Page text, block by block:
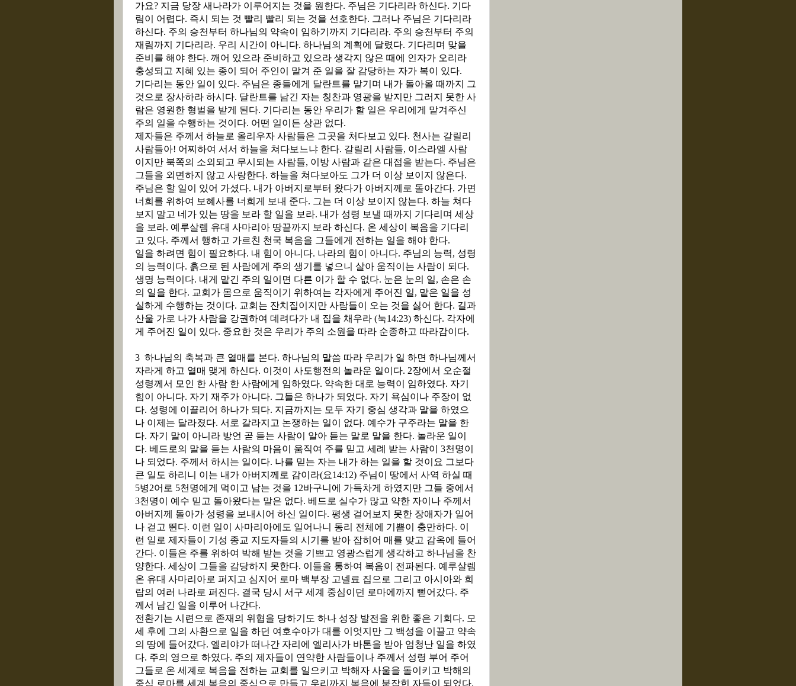
가요? 지금 당장 새나라가 이루어지는 것을 원한다. 주님은 기다리라 하신다. 기다
림이 어렵다. 즉시 되는 것 빨리 빨리 되는 것을 선호한다. 그러나 주님은 기다리라
하신다. 주의 승천부터 하나님의 약속이 임하기까지 기다리라. 주의 승천부터 주의
재림까지 기다리라. 우리 시간이 아니다. 하나님의 계획에 달렸다. 기다리며 맞을
준비를 해야 한다. 깨어 있으라 준비하고 있으라 생각지 않은 때에 인자가 오리라
충성되고 지혜 있는 종이 되어 주인이 맡겨 준 일을 잘 감당하는 자가 복이 있다.
기다리는 동안 일이 있다. 주님은 종들에게 달란트를 맡기며 내가 돌아올 때까지 그
것으로 장사하라 하시다. 달란트를 남긴 자는 칭찬과 영광을 받지만 그러지 못한 사
람은 영원한 형벌을 받게 된다. 기다리는 동안 우리가 할 일은 우리에게 맡겨주신
주의 일을 수행하는 것이다. 어떤 일이든 상관 없다.
제자들은 주께서 하늘로 올리우자 사람들은 그곳을 처다보고 있다. 천사는 갈릴리
사람들아! 어찌하여 서서 하늘을 쳐다보느냐 한다. 갈릴리 사람들, 이스라엘 사람
이지만 북쪽의 소외되고 무시되는 사람들, 이방 사람과 같은 대접을 받는다. 주님은
그들을 외면하지 않고 사랑한다. 하늘을 쳐다보아도 그가 더 이상 보이지 않은다.
주님은 할 일이 있어 가셨다. 내가 아버지로부터 왔다가 아버지께로 돌아간다. 가면
너희를 위하여 보혜사를 너희게 보내 준다. 그는 더 이상 보이지 않는다. 하늘 쳐다
보지 말고 네가 있는 땅을 보라 할 일을 보라. 내가 성령 보낼 때까지 기다리며 세상
을 보라. 예루살렘 유대 사마리아 땅끝까지 보라 하신다. 온 세상이 복음을 기다리
고 있다. 주께서 행하고 가르친 천국 복음을 그들에게 전하는 일을 해야 한다.
일을 하려면 힘이 필요하다. 내 힘이 아니다. 나라의 힘이 아니다. 주님의 능력, 성령
의 능력이다. 흙으로 된 사람에게 주의 생기를 넣으니 살아 움직이는 사람이 되다.
생명 능력이다. 내게 맡긴 주의 일이면 다른 이가 할 수 없다. 눈은 눈의 일, 손은 손
의 일을 한다. 교회가 몸으로 움직이기 위하여는 각자에게 주어진 일, 맡은 일을 성
실하게 수행하는 것이다. 교회는 잔치집이지만 사람들이 오는 것을 싫어 한다. 길과
산울 가로 나가 사람을 강권하여 데려다가 내 집을 채우라 (눅14:23) 하신다. 각자에
게 주어진 일이 있다. 중요한 것은 우리가 주의 소원을 따라 순종하고 따라감이다.
3 하나님의 축복과 큰 열매를 본다. 하나님의 말씀 따라 우리가 일 하면 하나님께서
자라게 하고 열매 맺게 하신다. 이것이 사도행전의 놀라운 일이다. 2장에서 오순절
성령께서 모인 한 사람 한 사람에게 임하였다. 약속한 대로 능력이 임하였다. 자기
힘이 아니다. 자기 재주가 아니다. 그들은 하나가 되었다. 자기 욕심이나 주장이 없
다. 성령에 이끌리어 하나가 되다. 지금까지는 모두 자기 중심 생각과 말을 하였으
나 이제는 달라졌다. 서로 갈라지고 논쟁하는 일이 없다. 예수가 구주라는 말을 한
다. 자기 말이 아니라 방언 곧 듣는 사람이 알아 듣는 말로 말을 한다. 놀라운 일이
다. 베드로의 말을 듣는 사람의 마음이 움직여 주를 믿고 세례 받는 사람이 3천명이
나 되었다. 주께서 하시는 일이다. 나를 믿는 자는 내가 하는 일을 할 것이요 그보다
큰 일도 하리니 이는 내가 아버지께로 감이라(요14:12) 주님이 땅에서 사역 하실 때
5병2어로 5천명에게 먹이고 남는 것을 12바구니에 가득차게 하였지만 그들 중에서
3천명이 예수 믿고 돌아왔다는 말은 없다. 베드로 실수가 많고 약한 자이나 주께서
아버지께 돌아가 성령을 보내시어 하신 일이다. 평생 걸어보지 못한 장애자가 일어
나 걷고 뛴다. 이런 일이 사마리아에도 일어나니 동리 전체에 기쁨이 충만하다. 이
런 일로 제자들이 기성 종교 지도자들의 시기를 받아 잡히어 매를 맞고 감옥에 들어
간다. 이들은 주를 위하여 박해 받는 것을 기쁘고 영광스럽게 생각하고 하나님을 찬
양한다. 세상이 그들을 감당하지 못한다. 이들을 통하여 복음이 전파된다. 예루살렘
온 유대 사마리아로 퍼지고 심지어 로마 백부장 고넬료 집으로 그리고 아시아와 희
랍의 여러 나라로 퍼진다. 결국 당시 서구 세계 중심이던 로마에까지 뻗어갔다. 주
께서 남긴 일을 이루어 나간다.
전환기는 시련으로 존재의 위협을 당하기도 하나 성장 발전을 위한 좋은 기회다. 모
세 후에 그의 사환으로 일을 하던 여호수아가 대를 이엇지만 그 백성을 이끌고 약속
의 땅에 들어갔다. 엘리야가 떠나간 자리에 엘리사가 바톤을 받아 엄청난 일을 하였
다. 주의 영으로 하였다. 주의 제자들이 연약한 사람들이나 주께서 성령 부어 주어
그들로 온 세계로 복음을 전하는 교회를 일으키고 박해자 사울을 돌이키고 박해의
중심 로마를 세계 복음의 중심으로 만들고 우리까지 복음에 붙잡힌 자들이 되었다.